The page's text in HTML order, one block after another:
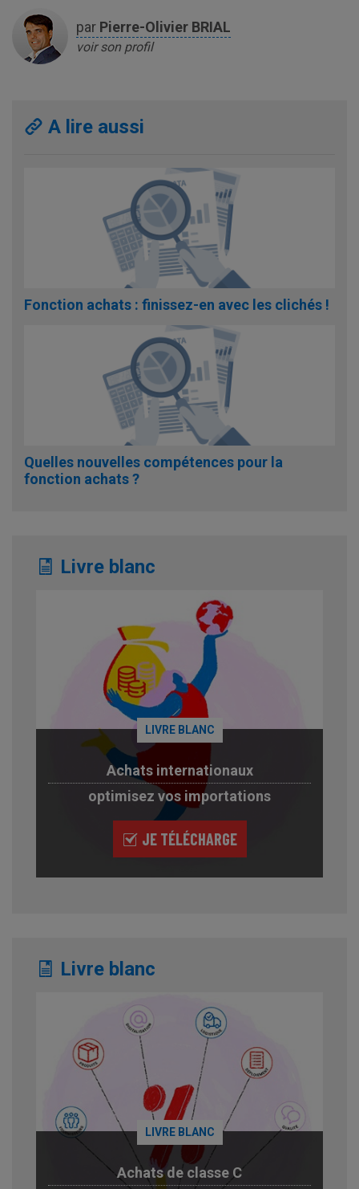
par Pierre-Olivier BRIAL
voir son profil
A lire aussi
Fonction achats : finissez-en avec les clichés !
Quelles nouvelles compétences pour la
fonction achats ?
Livre blanc
LIVRE BLANC
Achats internationaux
optimisez vos importations
JE TÉLÉCHARGE
Livre blanc
LIVRE BLANC
Achats de classe C